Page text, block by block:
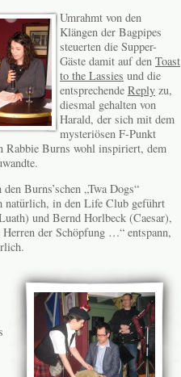
Umrahmt von den
Klängen der Bagpipes
steuerten die Supper-
Gäste damit auf den Toast
to the Lassies und die
entsprechende Reply zu,
diesmal gehalten von
Harald, der sich mit dem
mysteriösen F-Punkt
Rabbie Burns wohl inspiriert, dem
Burns’schen „Twa Dogs“
natürlich, in den Life Club geführt
und Bernd Horlbeck (Caesar),
der Schöpfung …“ entspann,